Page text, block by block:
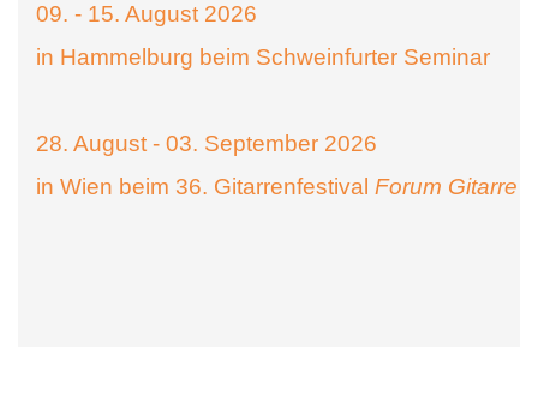
09. - 15. August 2026
in Hammelburg beim Schweinfurter Seminar
28. August - 03. September 2026
in Wien beim 36. Gitarrenfestival Forum Gitarre